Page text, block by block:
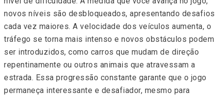
novos níveis são desbloqueados, apresentando desafios
cada vez maiores. A velocidade dos veículos aumenta, o
tráfego se torna mais intenso e novos obstáculos podem
ser introduzidos, como carros que mudam de direção
repentinamente ou outros animais que atravessam a
estrada. Essa progressão constante garante que o jogo
permaneça interessante e desafiador, mesmo para